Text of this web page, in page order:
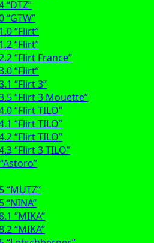
“DTZ”
“GTW”
“Flirt”
“Flirt”
“Flirt France”
“Flirt”
“Flirt 3”
“Flirt 3 Mouette”
“Flirt TILO”
“Flirt TILO”
“Flirt TILO”
“Flirt 3 TILO”
“MUTZ”
“NINA”
“MIKA”
“MIKA”